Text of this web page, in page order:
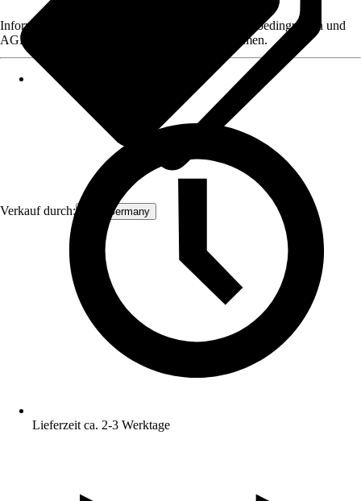
Verkauf durch: ECD Germany
Informationen des Verkäufers, wie z. B. Rückgabebedingungen und
AGB, finden Sie bei Klick auf den Verkäufernamen.
Lieferzeit ca. 2-3 Werktage